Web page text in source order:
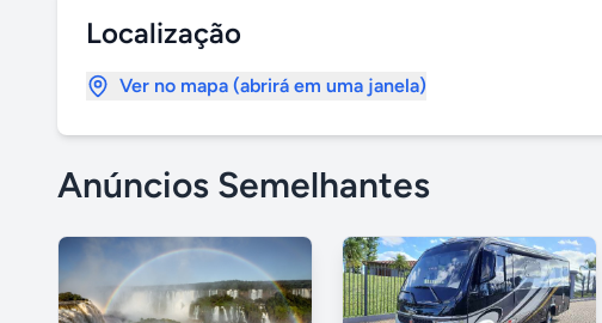
Localização
Ver no mapa (abrirá em uma janela)
Anúncios Semelhantes